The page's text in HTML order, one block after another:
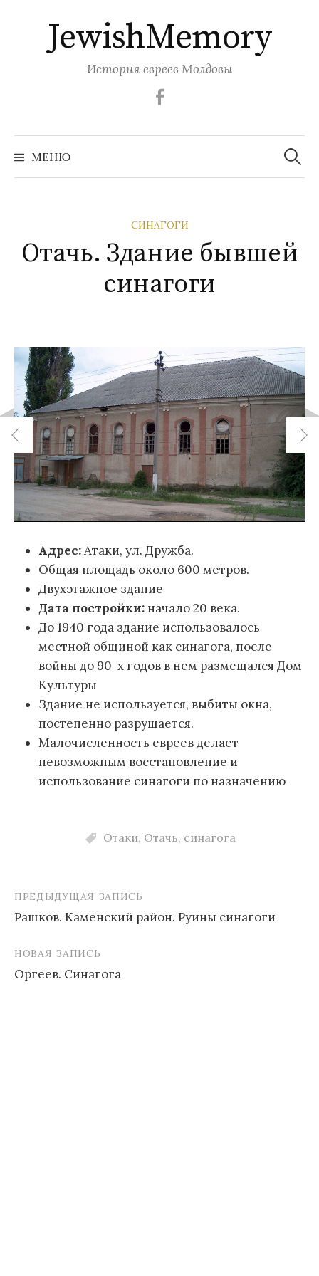
содержимому
JewishMemory
История евреев Молдовы
МЕНЮ Найти:
СИНАГОГИ
Отачь. Здание бывшей
синагоги
Адрес:Атаки, ул. Дружба.
Общая площадь около 600 метров.
Двухэтажное здание
Дата постройки: начало 20 века.
До 1940 года здание использовалось
местной общиной как синагога, после
войны до 90-х годов в нем размещался Дом
Культуры
Здание не используется, выбиты окна,
постепенно разрушается.
Малочисленность евреев делает
невозможным восстановление и
использование синагоги по назначению
Отаки, Отачь, синагога
Навигация
по
записям
ПРЕДЫДУЩАЯ ЗАПИСЬ
Рашков. Каменский район. Руины синагоги
НОВАЯ ЗАПИСЬ
Оргеев. Синагога